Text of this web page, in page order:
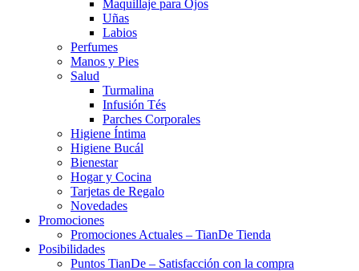
Maquillaje para Ojos
Uñas
Labios
Perfumes
Manos y Pies
Salud
Turmalina
Infusión Tés
Parches Corporales
Higiene Íntima
Higiene Bucál
Bienestar
Hogar y Cocina
Tarjetas de Regalo
Novedades
Promociones
Promociones Actuales – TianDe Tienda
Posibilidades
Puntos TianDe – Satisfacción con la compra